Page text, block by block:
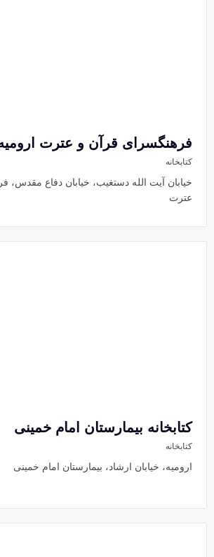
فرهنگسرای قرآن و عترت
کتابخانه
خیابان آیت الله دستغیب، خیابان دفاع مقدس،
عترت
کتابخانه بیمارستان امام خمینی
کتابخانه
ارومیه، خیابان ارشاد، بیمارستان امام خمینی